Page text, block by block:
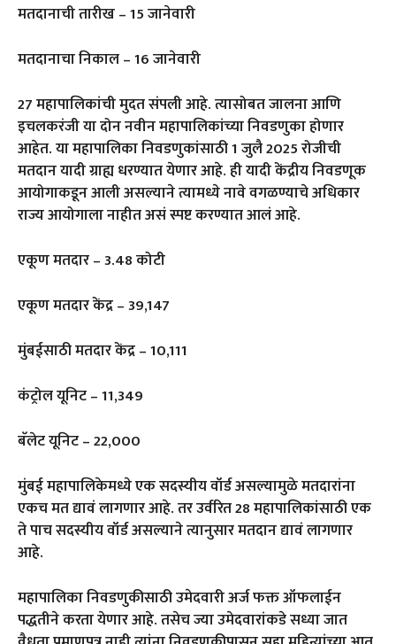
मतदानाची तारीख – 15 जानेवारी
मतदानाचा निकाल – 16 जानेवारी
27 महापालिकांची मुदत संपली आहे. त्यासोबत जालना आणि
इचलकरंजी या दोन नवीन महापालिकांच्या निवडणुका होणार
आहेत. या महापालिका निवडणुकांसाठी 1 जुलै 2025 रोजीची
मतदान यादी ग्राह्य धरण्यात येणार आहे. ही यादी केंद्रीय निवडणूक
आयोगाकडून आली असल्याने त्यामध्ये नावे वगळण्याचे अधिकार
राज्य आयोगाला नाहीत असं स्पष्ट करण्यात आलं आहे.
एकूण मतदार – 3.48 कोटी
एकूण मतदार केंद्र – 39,147
मुंबईसाठी मतदार केंद्र – 10,111
कंट्रोल यूनिट – 11,349
बॅलेट यूनिट – 22,000
मुंबई महापालिकेमध्ये एक सदस्यीय वॉर्ड असल्यामुळे मतदारांना
एकच मत द्यावं लागणार आहे. तर उर्वरित 28 महापालिकांसाठी एक
ते पाच सदस्यीय वॉर्ड असल्याने त्यानुसार मतदान द्यावं लागणार
आहे.
महापालिका निवडणुकीसाठी उमेदवारी अर्ज फक्त ऑफलाईन
पद्धतीने करता येणार आहे. तसेच ज्या उमेदवारांकडे सध्या जात